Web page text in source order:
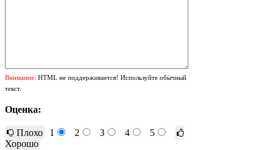
Внимание: HTML не поддерживается! Используйте обычный
текст.
Оценка:
Плохо 1 2 3 4
5
Хорошо